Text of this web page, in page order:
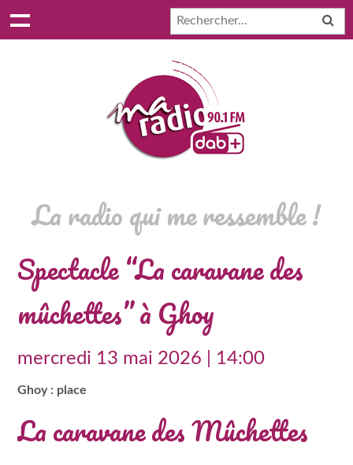
La radio qui me ressemble !
Spectacle “La caravane des
mûchettes” à Ghoy
mercredi 13 mai 2026 | 14:00
Ghoy : place
La caravane des Mûchettes